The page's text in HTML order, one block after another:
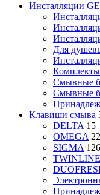
Инсталляции
Для
Комплекты
Смывные
Смывные
Клавиши смыва
DELTA 15
OMEGA 22
SIGMA 126
TWINLINE